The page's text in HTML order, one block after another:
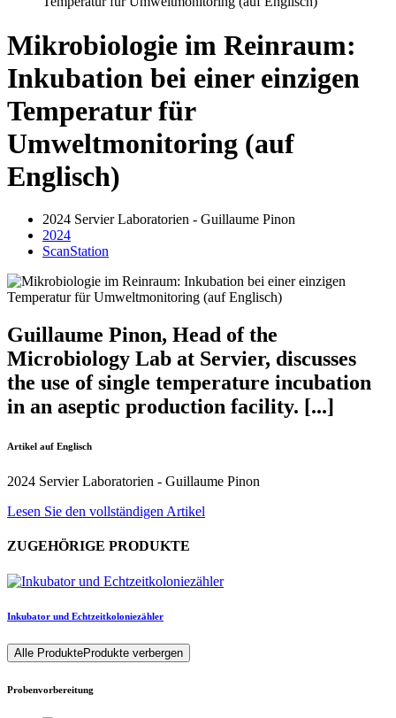
Mikrobiologie im Reinraum:
Inkubation bei einer einzigen
Temperatur für
Umweltmonitoring (auf
Englisch)
2024 Servier Laboratorien - Guillaume Pinon
2024
ScanStation
Guillaume Pinon, Head of the
Microbiology Lab at Servier, discusses
the use of single temperature incubation
in an aseptic production facility. [...]
Artikel auf Englisch
2024 Servier Laboratorien - Guillaume Pinon
Lesen Sie den vollständigen Artikel
ZUGEHÖRIGE PRODUKTE
Inkubator und Echtzeitkoloniezähler
Alle ProdukteProdukte verbergen
Probenvorbereitung